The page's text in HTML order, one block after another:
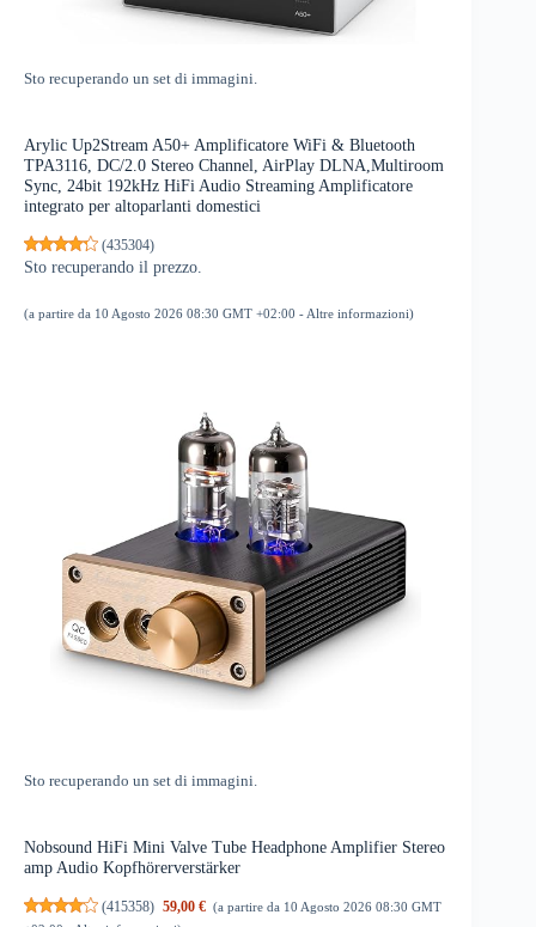
Sto recuperando un set di immagini.
Arylic Up2Stream A50+ Amplificatore WiFi & Bluetooth
TPA3116, DC/2.0 Stereo Channel, AirPlay DLNA,Multiroom
Sync, 24bit 192kHz HiFi Audio Streaming Amplificatore
integrato per altoparlanti domestici
(435304)
Sto recuperando il prezzo.
(a partire da 10 Agosto 2026 08:30 GMT +02:00 - Altre informazioni)
Sto recuperando un set di immagini.
Nobsound HiFi Mini Valve Tube Headphone Amplifier Stereo
amp Audio Kopfhörerverstärker
(415358) 59,00 € (a partire da 10 Agosto 2026 08:30 GMT